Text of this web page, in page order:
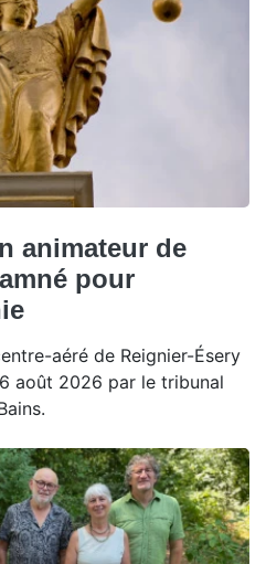
animateur de
pour
aéré de Reignier-Ésery
août 2026 par le tribunal